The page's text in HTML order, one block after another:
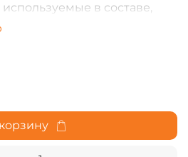
в составе,
стандарту